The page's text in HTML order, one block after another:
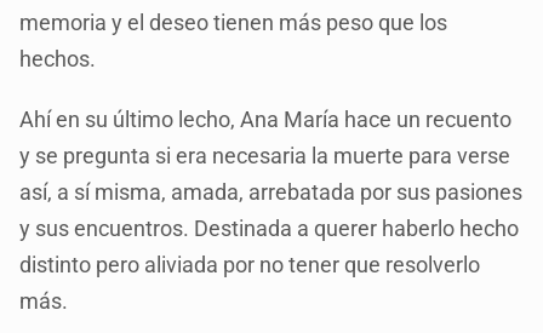
memoria y el deseo tienen más peso que los
hechos.
Ahí en su último lecho, Ana María hace un recuento
y se pregunta si era necesaria la muerte para verse
así, a sí misma, amada, arrebatada por sus pasiones
y sus encuentros. Destinada a querer haberlo hecho
distinto pero aliviada por no tener que resolverlo
más.